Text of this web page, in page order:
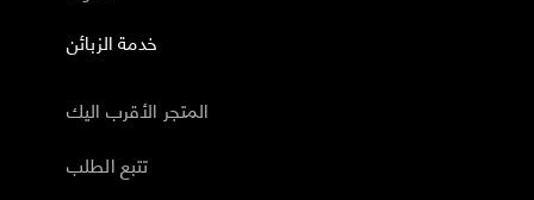
خدمة الزبائن
المتجر الأقرب اليك
تتبع الطلب